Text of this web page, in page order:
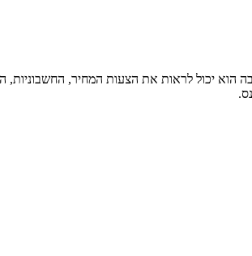
יכול לראות את הצעות המחיר, החשבוניות,